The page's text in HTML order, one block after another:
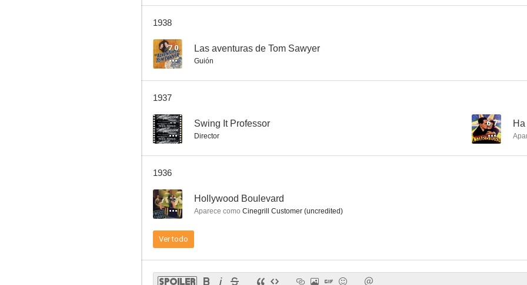
1938
7.0 Las aventuras de Tom Sawyer
Guión
1937
-- Swing It Professor
Director
6.7
1936
-- Hollywood Boulevard
Aparece como Cinegrill Customer (uncredited)
Ver todo